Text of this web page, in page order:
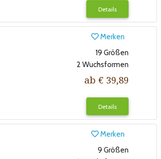
Details
Merken
19 Größen
2 Wuchsformen
ab € 39,89
Details
Merken
9 Größen